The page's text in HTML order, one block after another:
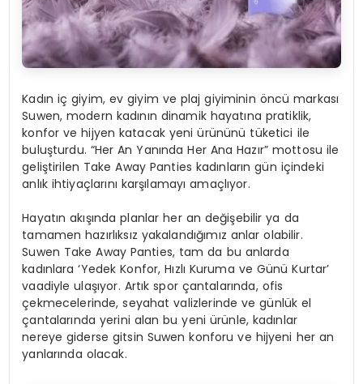
Kadın iç giyim, ev giyim ve plaj giyiminin öncü markası
Suwen, modern kadının dinamik hayatına pratiklik,
konfor ve hijyen katacak yeni ürününü tüketici ile
buluşturdu. “Her An Yanında Her Ana Hazır” mottosu ile
geliştirilen Take Away Panties kadınların gün içindeki
anlık ihtiyaçlarını karşılamayı amaçlıyor.
Hayatın akışında planlar her an değişebilir ya da
tamamen hazırlıksız yakalandığımız anlar olabilir.
Suwen Take Away Panties, tam da bu anlarda
kadınlara ‘Yedek Konfor, Hızlı Kuruma ve Günü Kurtar’
vaadiyle ulaşıyor. Artık spor çantalarında, ofis
çekmecelerinde, seyahat valizlerinde ve günlük el
çantalarında yerini alan bu yeni ürünle, kadınlar
nereye giderse gitsin Suwen konforu ve hijyeni her an
yanlarında olacak.